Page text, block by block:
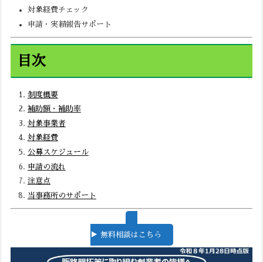
対象経費チェック
申請・実績報告サポート
目次
制度概要
補助額・補助率
対象事業者
対象経費
公募スケジュール
申請の流れ
注意点
当事務所のサポート
▶ 無料相談はこちら